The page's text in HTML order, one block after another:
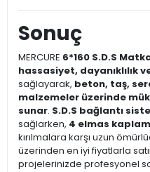
Sonuç
MERCURE 6*160 S.D.S
hassasiyet, dayanıklılık
sağlayarak, beton, taş,
malzemeler üzerinde
sunar. S.D.S bağlantı
sağlarken, 4 elmas
kırılmalara karşı uzun
üzerinden en iyi fiyatlarla
projelerinizde profesyonel